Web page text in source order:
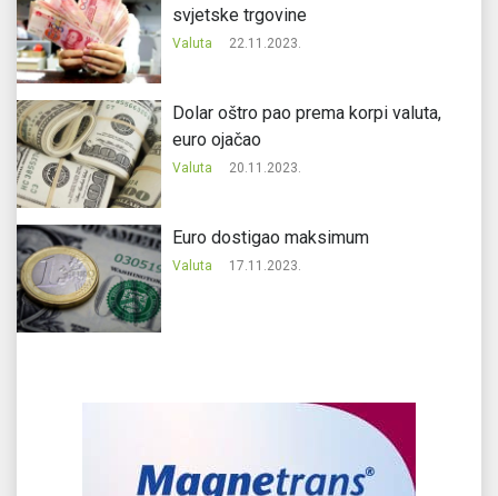
svjetske trgovine
Valuta 22.11.2023.
Dolar oštro pao prema korpi valuta,
euro ojačao
Valuta 20.11.2023.
Еuro dostigao maksimum
Valuta 17.11.2023.